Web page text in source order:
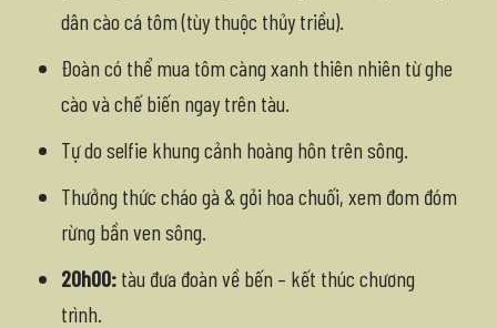
dân cào cá tôm (tùy thuộc thủy triều).
Đoàn có thể mua tôm càng xanh thiên nhiên từ ghe
cào và chế biến ngay trên tàu.
Tự do selfie khung cảnh hoàng hôn trên sông.
Thưởng thức cháo gà & gỏi hoa chuối, xem đom đóm
rừng bần ven sông.
20h00: tàu đưa đoàn về bến – kết thúc chương
trình.